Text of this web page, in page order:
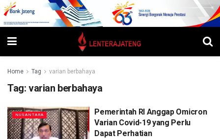
Home Tag varian berbahaya
Tag: varian berbahaya
NUSANTARA
Pemerintah RI Anggap Omicron
Varian Covid-19 yang Perlu
Dapat Perhatian